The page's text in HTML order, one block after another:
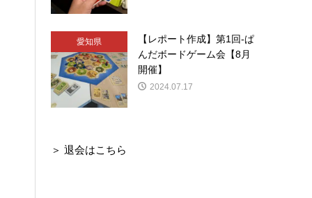
愛知県
【レポート作成】第1回-ぱ
んだボードゲーム会【8月
開催】
2024.07.17
＞退会はこちら